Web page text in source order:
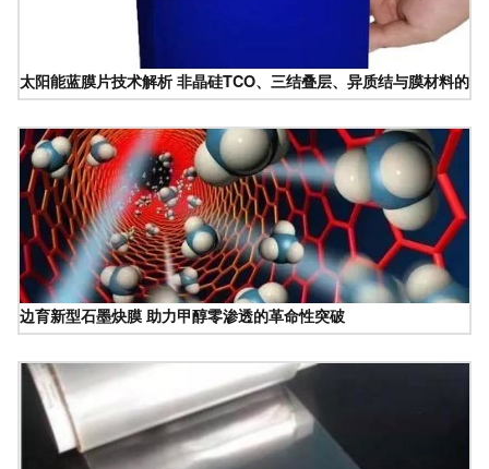
太阳能蓝膜片技术解析 非晶硅TCO、三结叠层、异质结与膜材料的
边育新型石墨炔膜 助力甲醇零渗透的革命性突破